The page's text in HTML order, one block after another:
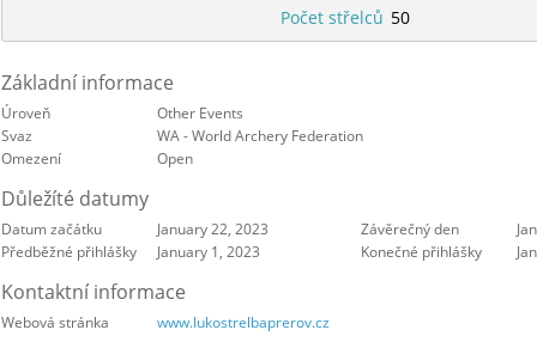
Počet střelců 50
Základní informace
Úroveň
Other Events
Svaz
WA - World Archery Federation
Omezení
Open
Důležíté datumy
Datum začátku January 22, 2023 Závěrečný den
Předběžné přihlášky
January 1, 2023 Konečné přihlášky
Kontaktní informace
Webová stránka www.lukostrelbaprerov.cz